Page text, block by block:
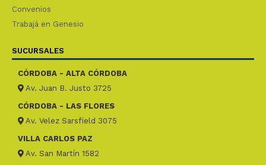
Convenios
Trabajá en Genesio
SUCURSALES
CÓRDOBA - ALTA CÓRDOBA
Av. Juan B. Justo 3725
CÓRDOBA - LAS FLORES
Av. Velez Sarsfield 3075
VILLA CARLOS PAZ
Av. San Martín 1582